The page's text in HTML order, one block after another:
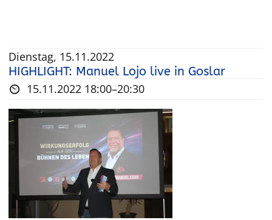
Dienstag, 15.11.2022
HIGHLIGHT: Manuel Lojo live in Goslar
15.11.2022 18:00–20:30